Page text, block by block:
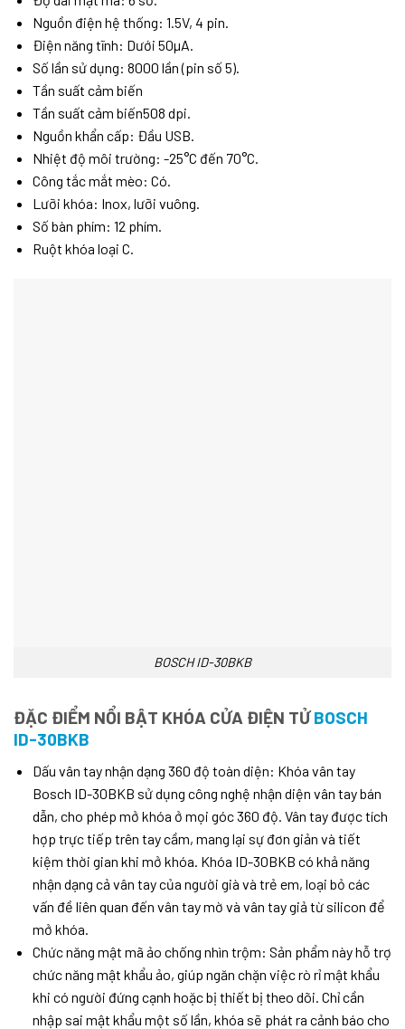
Nguồn điện hệ thống: 1.5V, 4 pin.
Điện năng tĩnh: Dưới 50µA.
Số lần sử dụng: 8000 lần (pin số 5).
Tần suất cảm biến
Tần suất cảm biến508 dpi.
Nguồn khẩn cấp: Đầu USB.
Nhiệt độ môi trường: -25°C đến 70°C.
Công tắc mắt mèo: Có.
Lưỡi khóa: Inox, lưỡi vuông.
Số bàn phím: 12 phím.
Ruột khóa loại C.
BOSCH ID-30BKB
ĐẶC ĐIỂM NỔI BẬT KHÓA CỬA ĐIỆN TỬBOSCH
ID-30BKB
Dấu vân tay nhận dạng 360 độ toàn diện: Khóa vân tay
Bosch ID-30BKB sử dụng công nghệ nhận diện vân tay bán
dẫn, cho phép mở khóa ở mọi góc 360 độ. Vân tay được tích
hợp trực tiếp trên tay cầm, mang lại sự đơn giản và tiết
kiệm thời gian khi mở khóa. Khóa ID-30BKB có khả năng
nhận dạng cả vân tay của người già và trẻ em, loại bỏ các
vấn đề liên quan đến vân tay mờ và vân tay giả từ silicon để
mở khóa.
Chức năng mật mã ảo chống nhìn trộm: Sản phẩm này hỗ trợ
chức năng mật khẩu ảo, giúp ngăn chặn việc rò rỉ mật khẩu
khi có người đứng cạnh hoặc bị thiết bị theo dõi. Chỉ cần
nhập sai mật khẩu một số lần, khóa sẽ phát ra cảnh báo cho